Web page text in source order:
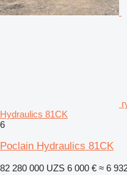
Hydraulics 81CK
6
Poclain Hydraulics 81CK
82 280 000 UZS 6 000 € ≈ 6